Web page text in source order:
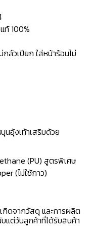
ท้ 100%
ลัวเปียก ใส่หน้าร้อนไม่
อุ้งเท้าเสริมด้วย
(PU) สูตรพิเศษ
(ไม่ใช้กาว)
กิดจากวัสดุ และการผลิต
แต่วันลูกค้าที่ได้รับสินค้า